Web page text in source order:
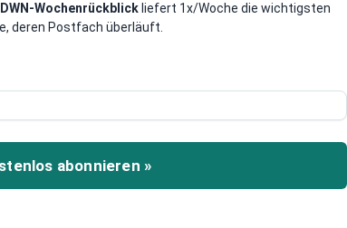
die
sei das auch
Erreichbare
DWN-Wochenrückblick liefert 1x/Woche die wichtigsten
deren Postfach überläuft.
abonnieren »